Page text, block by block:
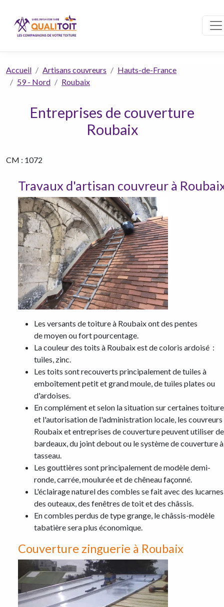
Accueil Artisans couvreurs
Hauts-de-France
59 - Nord
Roubaix
Entreprises de couverture
Roubaix
CM : 1072
Travaux d'artisan couvreur à
Les versants de toiture à Roubaix ont des pentes
de moyen ou fort pourcentage.
La couleur des toits à Roubaix est de coloris ardoisé :
tuiles, zinc.
Les toits sont recouverts principalement de tuiles à
emboîtement petit et grand moule, de tuiles plates ou
d'ardoises.
En complément et selon la situation sur certaines
et l'autorisation de l'administration locale, les couvreurs
Roubaix et entreprises de couverture peuvent utiliser
bardeaux, du joint debout ou le système de couverture à
tasseau.
Les gouttières sont principalement de modèle demi-
ronde, carrée, moulurée et de chêneau façonné.
L'éclairage naturel des combles se fait avec des
des outeaux, des fenêtres de toit et des châssis.
En combles perdus de type grange, le châssis-modèle
tabatière sera plus économique.
Couverture zinguerie à Roubaix